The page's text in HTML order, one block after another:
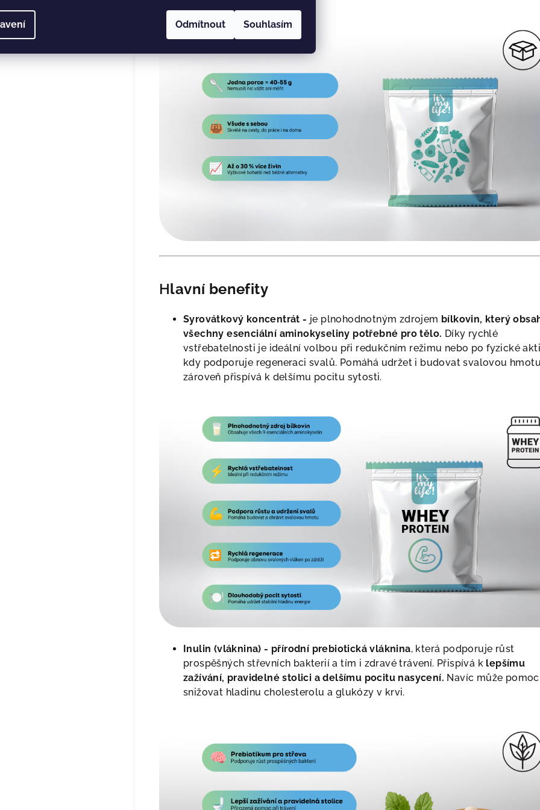
Odmítnout Souhlasím
Hlavní benefity
Syrovátkový koncentrát - je plnohodnotným zdrojem bílkovin, který
všechny esenciální aminokyseliny potřebné pro tělo. Díky rychlé
vstřebatelnosti je ideální volbou při redukčním režimu nebo po fyzické
kdy podporuje regeneraci svalů. Pomáhá udržet i budovat svalovou
zároveň přispívá k delšímu pocitu sytosti.
Inulin (vláknina) - přírodní prebiotická vláknina, která podporuje růst
prospěšných střevních bakterií a tím i zdravé trávení. Přispívá k lepšímu
zažívání, pravidelné stolici a delšímu pocitu nasycení. Navíc může
snižovat hladinu cholesterolu a glukózy v krvi.